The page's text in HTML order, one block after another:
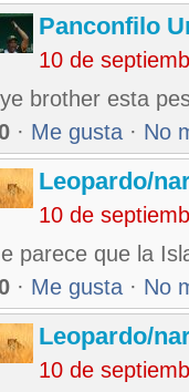
Panconfilo
10 de
brother esta
· Me gusta · No
Leopardo/
10 de
parece que la
· Me gusta · No
Leopardo/
10 de